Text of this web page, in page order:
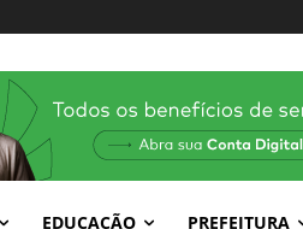
EDUCAÇÃO PREFEITURA